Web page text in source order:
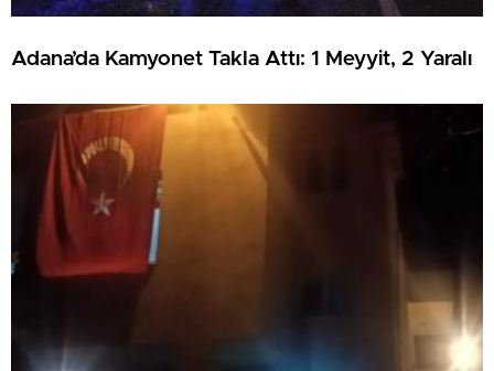
Adana’da Kamyonet Takla Attı: 1 Meyyit, 2 Yaralı